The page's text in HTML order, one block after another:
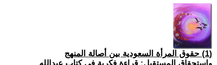
(1) حقوق المرأة السعودية بين أصالة المنهج